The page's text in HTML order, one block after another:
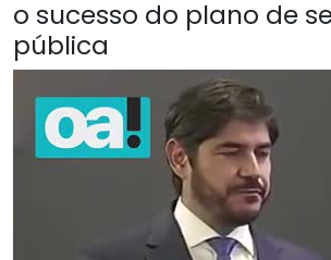
o sucesso do plano de
pública